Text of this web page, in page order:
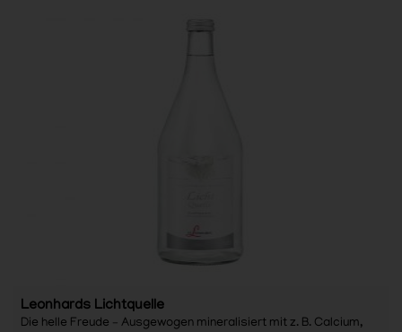
Leonhards Lichtquelle
Die helle Freude – Ausgewogen mineralisiert mit z. B. Calcium,